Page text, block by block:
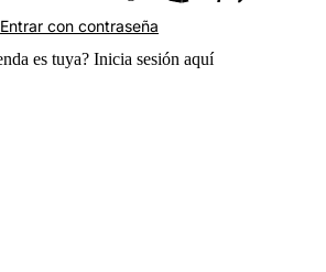
Entrar con contraseña
es tuya? Inicia sesión aquí